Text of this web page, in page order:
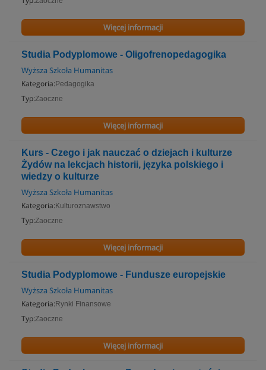
Więcej informacji
Studia Podyplomowe - Oligofrenopedagogika
Wyższa Szkoła Humanitas
Kategoria: Pedagogika
Typ:Zaoczne
Więcej informacji
Kurs - Czego i jak nauczać o dziejach i kulturze
Żydów na lekcjach historii, języka polskiego i
wiedzy o kulturze
Wyższa Szkoła Humanitas
Kategoria: Kulturoznawstwo
Typ:Zaoczne
Więcej informacji
Studia Podyplomowe - Fundusze europejskie
Wyższa Szkoła Humanitas
Kategoria: Rynki Finansowe
Typ:Zaoczne
Więcej informacji